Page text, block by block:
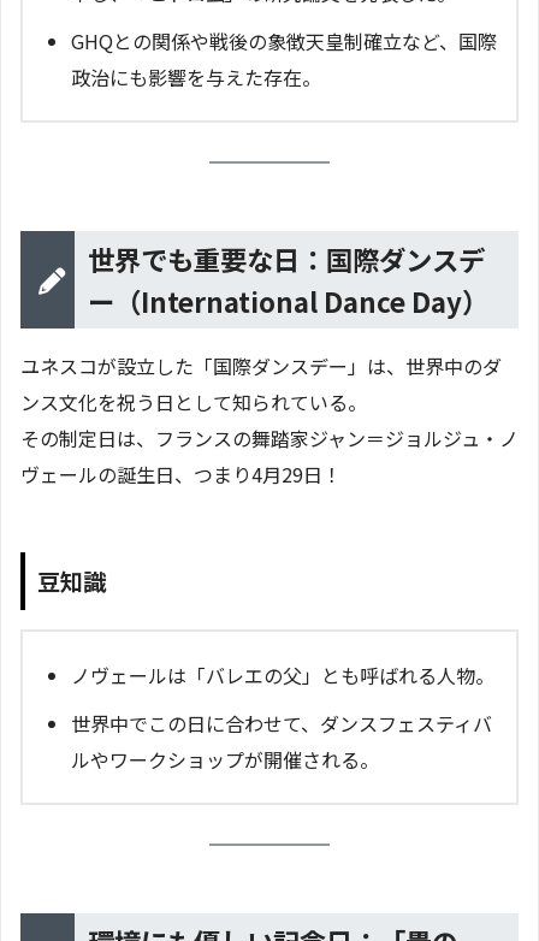
GHQとの関係や戦後の象徴天皇制確立など、国際
政治にも影響を与えた存在。
世界でも重要な日：国際ダンスデ
ー（International Dance Day）
ユネスコが設立した「国際ダンスデー」は、世界中のダ
ンス文化を祝う日として知られている。
その制定日は、フランスの舞踏家ジャン＝ジョルジュ・ノ
ヴェールの誕生日、つまり4月29日！
豆知識
ノヴェールは「バレエの父」とも呼ばれる人物。
世界中でこの日に合わせて、ダンスフェスティバ
ルやワークショップが開催される。